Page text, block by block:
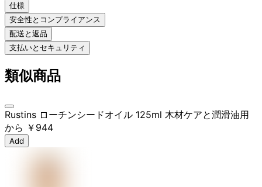
仕様
安全性とコンプライアンス
配送と返品
支払いとセキュリティ
類似商品
Rustins ローチンシードオイル 125ml 木材ケアと潤滑油用
から ￥944
Add